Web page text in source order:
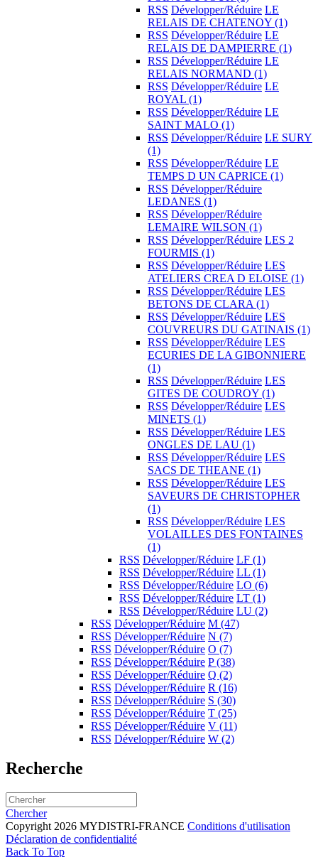
RSS Développer/Réduire LE
RELAIS DE CHATENOY (1)
RSS Développer/Réduire LE
RELAIS DE DAMPIERRE (1)
RSS Développer/Réduire LE
RELAIS NORMAND (1)
RSS Développer/Réduire LE
ROYAL (1)
RSS Développer/Réduire LE
SAINT MALO (1)
RSS Développer/Réduire LE SURY
(1)
RSS Développer/Réduire LE
TEMPS D UN CAPRICE (1)
RSS Développer/Réduire
LEDANES (1)
RSS Développer/Réduire
LEMAIRE WILSON (1)
RSS Développer/Réduire LES 2
FOURMIS (1)
RSS Développer/Réduire LES
ATELIERS CREA D ELOISE (1)
RSS Développer/Réduire LES
BETONS DE CLARA (1)
RSS Développer/Réduire LES
COUVREURS DU GATINAIS (1)
RSS Développer/Réduire LES
ECURIES DE LA GIBONNIERE
(1)
RSS Développer/Réduire LES
GITES DE COUDROY (1)
RSS Développer/Réduire LES
MINETS (1)
RSS Développer/Réduire LES
ONGLES DE LAU (1)
RSS Développer/Réduire LES
SACS DE THEANE (1)
RSS Développer/Réduire LES
SAVEURS DE CHRISTOPHER
(1)
RSS Développer/Réduire LES
VOLAILLES DES FONTAINES
(1)
RSS Développer/Réduire LF (1)
RSS Développer/Réduire LL (1)
RSS Développer/Réduire LO (6)
RSS Développer/Réduire LT (1)
RSS Développer/Réduire LU (2)
RSS Développer/Réduire M (47)
RSS Développer/Réduire N (7)
RSS Développer/Réduire O (7)
RSS Développer/Réduire P(38)
RSS Développer/Réduire Q (2)
RSS Développer/Réduire R (16)
RSS Développer/Réduire S (30)
RSS Développer/Réduire T (25)
RSS Développer/Réduire V (11)
RSS Développer/Réduire W (2)
Recherche
Chercher
Copyright 2026 MYDISTRI-FRANCE Conditions d'utilisation
Déclaration de confidentialité
Back To Top